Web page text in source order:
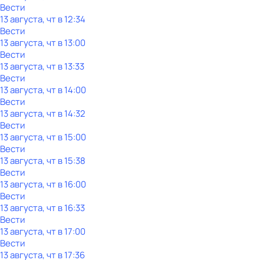
Вести
13 августа, чт в 12:34
Вести
13 августа, чт в 13:00
Вести
13 августа, чт в 13:33
Вести
13 августа, чт в 14:00
Вести
13 августа, чт в 14:32
Вести
13 августа, чт в 15:00
Вести
13 августа, чт в 15:38
Вести
13 августа, чт в 16:00
Вести
13 августа, чт в 16:33
Вести
13 августа, чт в 17:00
Вести
13 августа, чт в 17:36